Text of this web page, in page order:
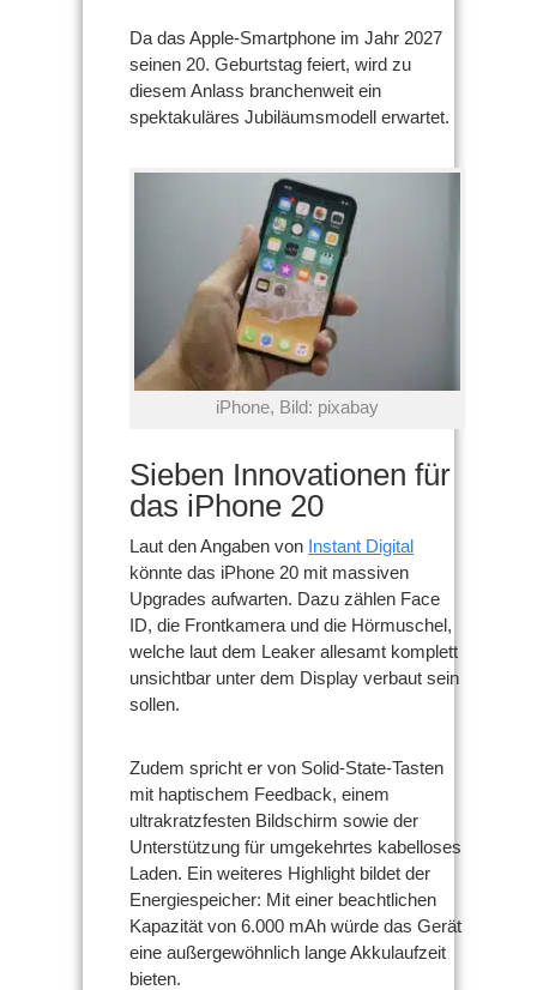
Da das Apple-Smartphone im Jahr 2027
seinen 20. Geburtstag feiert, wird zu
diesem Anlass branchenweit ein
spektakuläres Jubiläumsmodell erwartet.
iPhone, Bild: pixabay
Sieben Innovationen für
das iPhone 20
Laut den Angaben von Instant Digital
könnte das iPhone 20 mit massiven
Upgrades aufwarten. Dazu zählen Face
ID, die Frontkamera und die Hörmuschel,
welche laut dem Leaker allesamt komplett
unsichtbar unter dem Display verbaut sein
sollen.
Zudem spricht er von Solid-State-Tasten
mit haptischem Feedback, einem
ultrakratzfesten Bildschirm sowie der
Unterstützung für umgekehrtes kabelloses
Laden. Ein weiteres Highlight bildet der
Energiespeicher: Mit einer beachtlichen
Kapazität von 6.000 mAh würde das Gerät
eine außergewöhnlich lange Akkulaufzeit
bieten.